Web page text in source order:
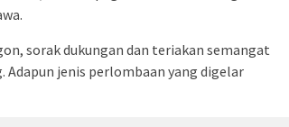
sorak dukungan dan teriakan semangat
jenis perlombaan yang digelar